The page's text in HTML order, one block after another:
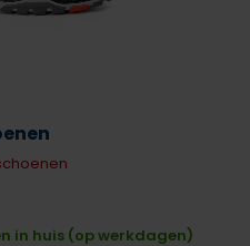
in huis (op werkdagen)